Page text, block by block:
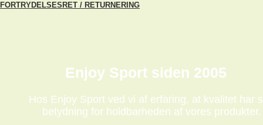
FORTRYDELSESRET / RETURNERING
Enjoy Sport siden 2005
Hos Enjoy Sport ved vi af erfaring, at kvalitet har
betydning for holdbarheden af vores produkter.